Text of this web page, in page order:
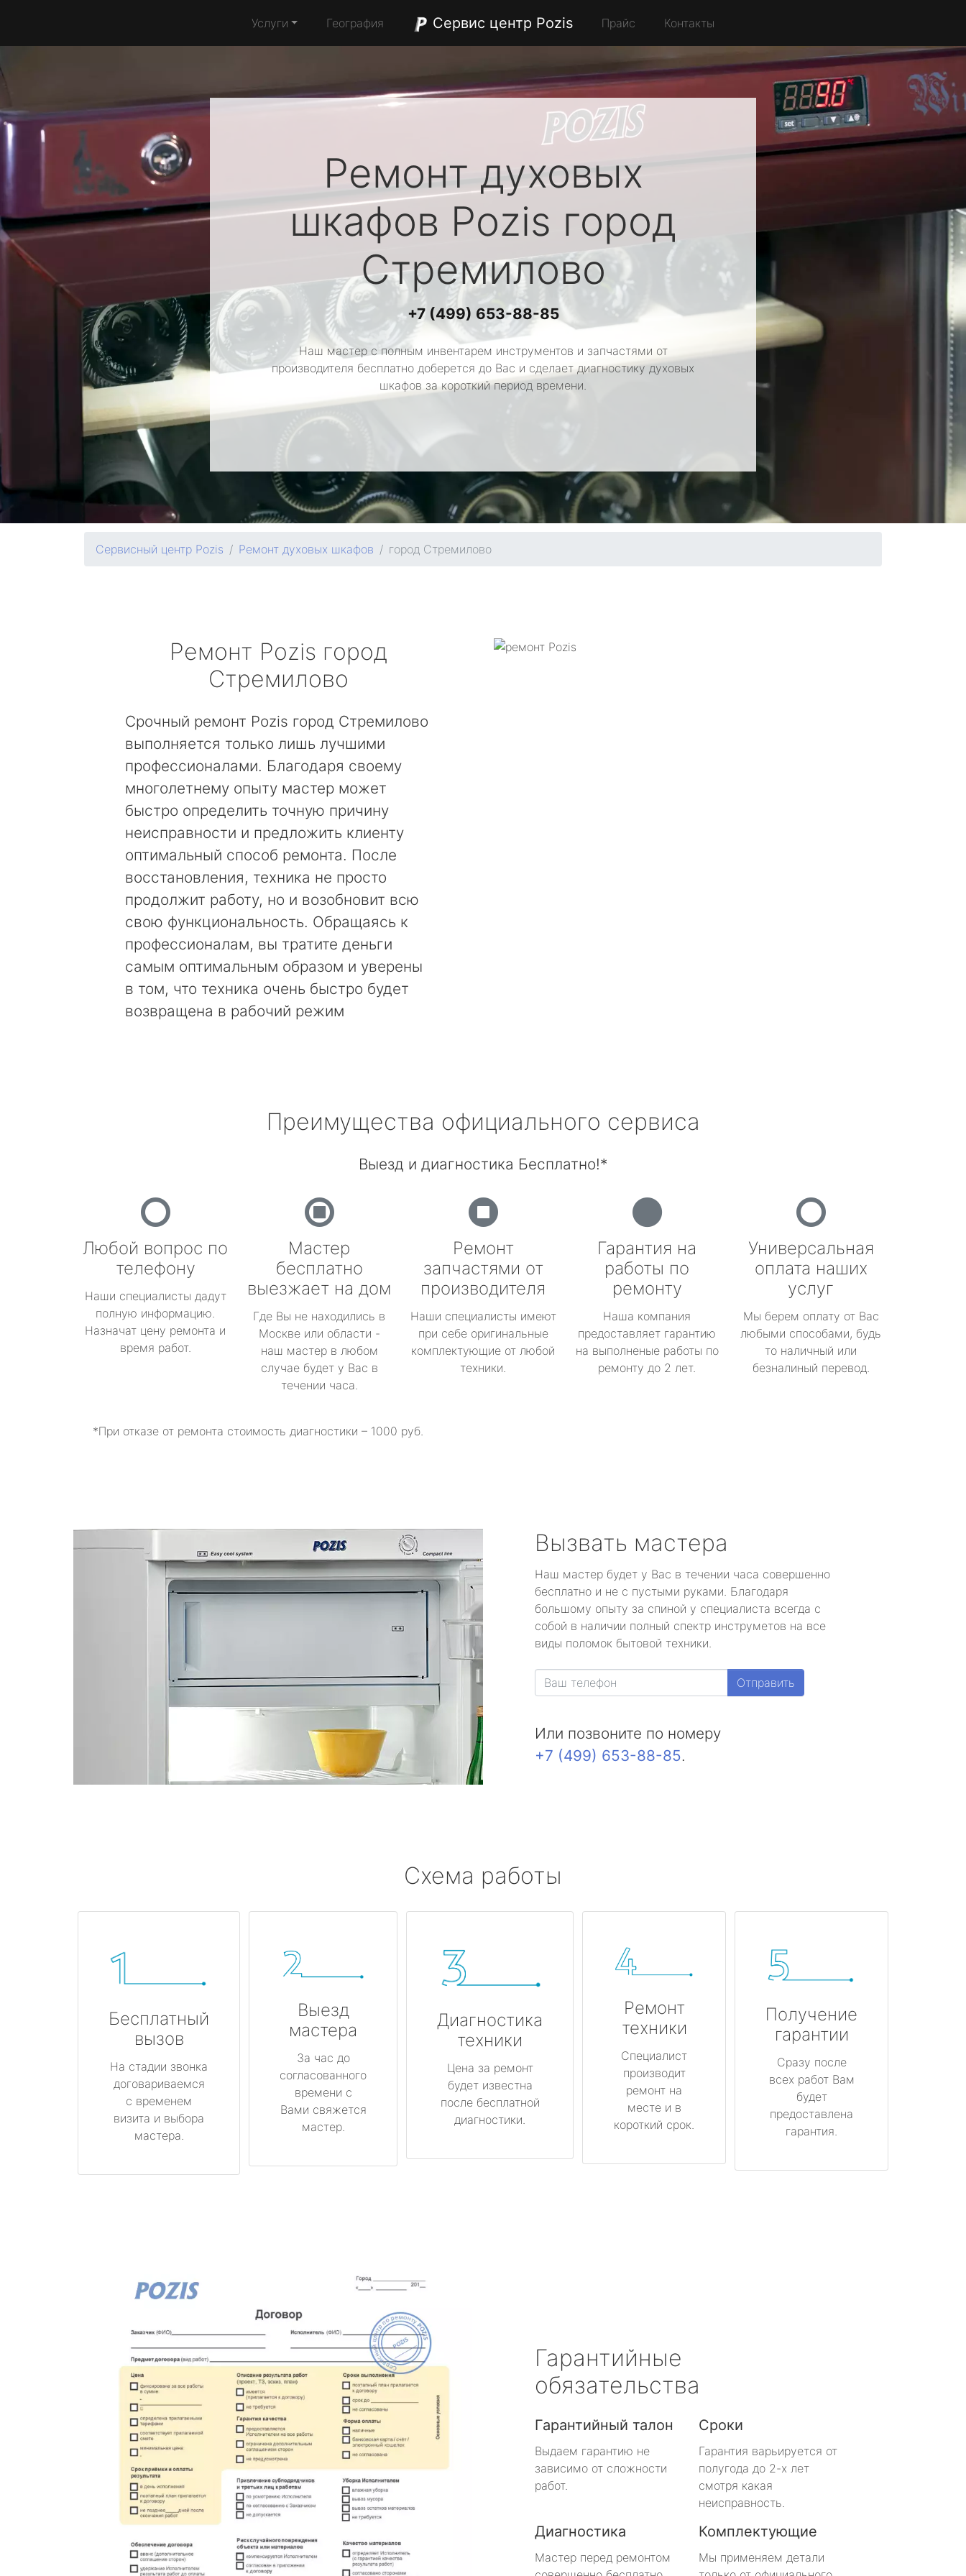
Услуги География Сервис центр Pozis Прайс Контакты
Ремонт духовых
шкафов Pozis город
Стремилово
+7 (499) 653-88-85
Наш мастер с полным инвентарем инструментов и запчастями от
производителя бесплатно доберется до Вас и сделает диагностику духовых
шкафов за короткий период времени.
Сервисный центр Pozis Ремонт духовых шкафов город Стремилово
Ремонт Pozis город
Стремилово
Срочный ремонт Pozis город Стремилово
выполняется только лишь лучшими
профессионалами. Благодаря своему
многолетнему опыту мастер может
быстро определить точную причину
неисправности и предложить клиенту
оптимальный способ ремонта. После
восстановления, техника не просто
продолжит работу, но и возобновит всю
свою функциональность. Обращаясь к
профессионалам, вы тратите деньги
самым оптимальным образом и уверены
в том, что техника очень быстро будет
возвращена в рабочий режим
Преимущества официального сервиса
Выезд и диагностика Бесплатно!*
Любой вопрос по
телефону
Наши специалисты дадут
полную информацию.
Назначат цену ремонта и
время работ.
Мастер
бесплатно
выезжает на дом
Где Вы не находились в
Москве или области -
наш мастер в любом
случае будет у Вас в
течении часа.
Ремонт
запчастями от
производителя
Наши специалисты имеют
при себе оригинальные
комплектующие от любой
техники.
Гарантия на
работы по
ремонту
Наша компания
предоставляет гарантию
на выполненые работы по
ремонту до 2 лет.
Универсальная
оплата наших
услуг
Мы берем оплату от Вас
любыми способами, будь
то наличный или
безналиный перевод.
*При отказе от ремонта стоимость диагностики – 1000 руб.
Вызвать мастера
Наш мастер будет у Вас в течении часа совершенно
бесплатно и не с пустыми руками. Благодаря
большому опыту за спиной у специалиста всегда с
собой в наличии полный спектр инструметов на все
виды поломок бытовой техники.
Отправить
Или позвоните по номеру
+7 (499) 653-88-85.
Схема работы
Бесплатный
вызов
На стадии звонка
договариваемся
с временем
визита и выбора
мастера.
Выезд
мастера
За час до
согласованного
времени с
Вами свяжется
мастер.
Диагностика
техники
Цена за ремонт
будет известна
после бесплатной
диагностики.
Ремонт
техники
Специалист
производит
ремонт на
месте и в
короткий срок.
Получение
гарантии
Сразу после
всех работ Вам
будет
предоставлена
гарантия.
Гарантийные
обязательства
Гарантийный талон
Выдаем гарантию не
зависимо от сложности
работ.
Сроки
Гарантия варьируется от
полугода до 2-х лет
смотря какая
неисправность.
Диагностика
Мастер перед ремонтом
Комплектующие
Мы применяем детали